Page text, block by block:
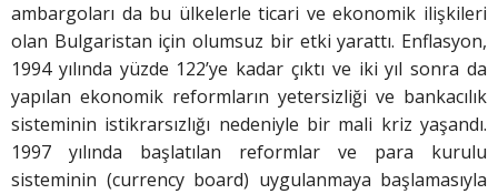
ambargoları da bu ülkelerle ticari ve ekonomik ilişkileri
olan Bulgaristan için olumsuz bir etki yarattı. Enflasyon,
1994 yılında yüzde 122’ye kadar çıktı ve iki yıl sonra da
yapılan ekonomik reformların yetersizliği ve bankacılık
sisteminin istikrarsızlığı nedeniyle bir mali kriz yaşandı.
1997 yılında başlatılan reformlar ve para kurulu
sisteminin (currency board) uygulanmaya başlamasıyla